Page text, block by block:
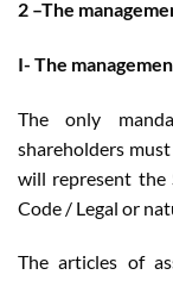
2 –The
I- The
The only
shareholders
will represent the
Code / Legal or
The articles of